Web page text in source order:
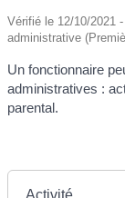
Vérifié le 12/10/2021
administrative
Un fonctionnaire
administratives :
parental.
Activité